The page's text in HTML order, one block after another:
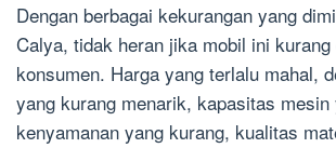
Dengan berbagai kekurangan yang
Calya, tidak heran jika mobil ini
konsumen. Harga yang terlalu mahal,
yang kurang menarik, kapasitas
kenyamanan yang kurang, kualitas